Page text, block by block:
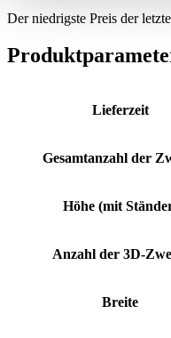
Der niedrigste Preis der
Lieferzeit
Gesamtanzahl der
Höhe (mit
Anzahl der 3D-
Breite